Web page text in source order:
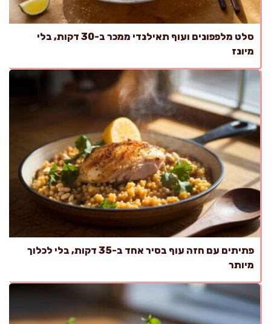
סלט מלפפונים ועוף תאילנדי ממכר ב-30 דקות, בלי
מיונז
פתיתים עם חזה עוף בסיר אחד ב-35 דקות, בלי לכלוך
מיותר